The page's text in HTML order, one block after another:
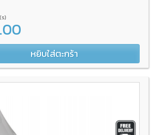
หยิบใส่ตะกร้า